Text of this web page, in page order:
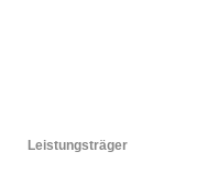
Leistungsträger